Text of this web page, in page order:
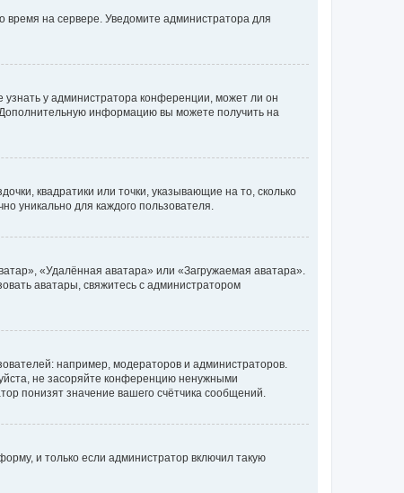
время на сервере. Уведомите администратора для
у администратора конференции, может ли он
Дополнительную информацию вы можете получить на
квадратики или точки, указывающие на то, сколько
уникально для каждого пользователя.
«Удалённая аватара» или «Загружаемая аватара».
аватары, свяжитесь с администратором
например, модераторов и администраторов.
не засоряйте конференцию ненужными
понизят значение вашего счётчика сообщений.
и только если администратор включил такую